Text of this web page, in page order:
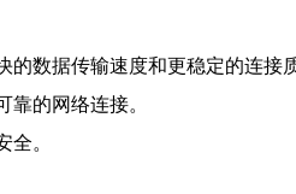
数据传输速度和更稳定的连接
的网络连接。
。